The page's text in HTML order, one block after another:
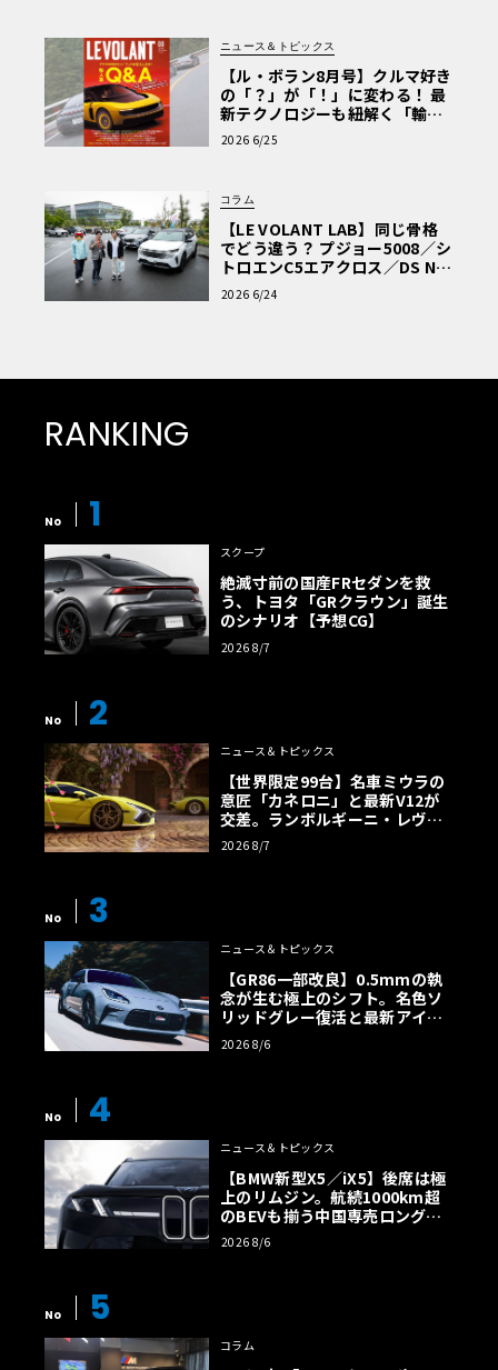
ニュース＆トピックス
【ル・ボラン8月号】クルマ好き
の「？」が「！」に変わる！ 最
新テクノロジーも紐解く「輸入
車Q&A」
2026 6/25
コラム
【LE VOLANT LAB】同じ骨格
でどう違う？ プジョー5008／シ
トロエンC5エアクロス／DS Nº4
読者一気乗りレポート
2026 6/24
RANKING
No 1
スクープ
絶滅寸前の国産FRセダンを救
う、トヨタ「GRクラウン」誕生
のシナリオ【予想CG】
2026 8/7
No 2
ニュース＆トピックス
【世界限定99台】名車ミウラの
意匠「カネロニ」と最新V12が
交差。ランボルギーニ・レヴエ
ルトに60周年記念車が登場
2026 8/7
No 3
ニュース＆トピックス
【GR86一部改良】0.5mmの執
念が生む極上のシフト。名色ソ
リッドグレー復活と最新アイサ
イトでFRの極みへ
2026 8/6
No 4
ニュース＆トピックス
【BMW新型X5／iX5】後席は極
上のリムジン。航続1000km超
のBEVも揃う中国専売ロング仕
様の全貌
2026 8/6
No 5
コラム